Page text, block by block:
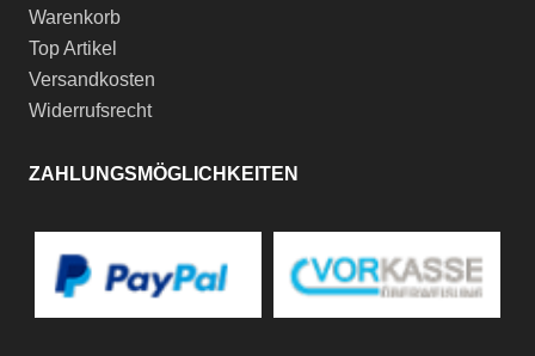
Warenkorb
Top Artikel
Versandkosten
Widerrufsrecht
ZAHLUNGSMÖGLICHKEITEN